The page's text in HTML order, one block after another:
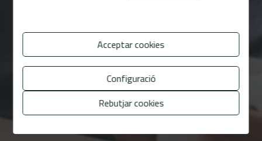
Acceptar cookies
Configuració
Rebutjar cookies